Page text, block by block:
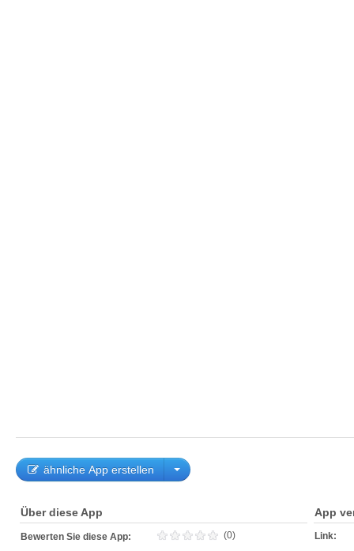
ähnliche App erstellen
Über diese App
Bewerten Sie diese App: (0)
App
Link: